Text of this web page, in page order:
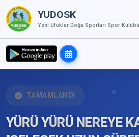
YUDOSK
Yeni Ufuklar Doğa Sporları Spor Kulübü
TAMAMLANDI
YÜRÜ YÜRÜ NEREYE